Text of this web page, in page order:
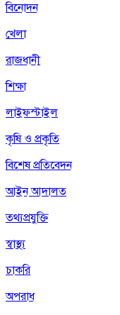
বিনোদন
খেলা
রাজধানী
শিক্ষা
লাইফস্টাইল
কৃষি ও প্রকৃতি
বিশেষ প্রতিবেদন
আইন আদালত
তথ্যপ্রযুক্তি
স্বাস্থ্য
চাকরি
অপরাধ